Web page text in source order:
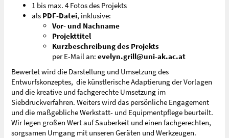
1 bis max. 4 Fotos des Projekts
als PDF-Datei, inklusive:
Vor- und Nachname
Projekttitel
Kurzbeschreibung des Projekts
per E-Mail an: evelyn.grill@uni-ak.ac.at
Bewertet wird die Darstellung und Umsetzung des
Entwurfskonzeptes, die künstlerische Adaptierung der Vorlagen
und die kreative und fachgerechte Umsetzung im
Siebdruckverfahren. Weiters wird das persönliche Engagement
und die maßgebliche Werkstatt- und Equipmentpflege beurteilt.
Wir legen großen Wert auf Sauberkeit und einen fachgerechten,
sorgsamen Umgang mit unseren Geräten und Werkzeugen.